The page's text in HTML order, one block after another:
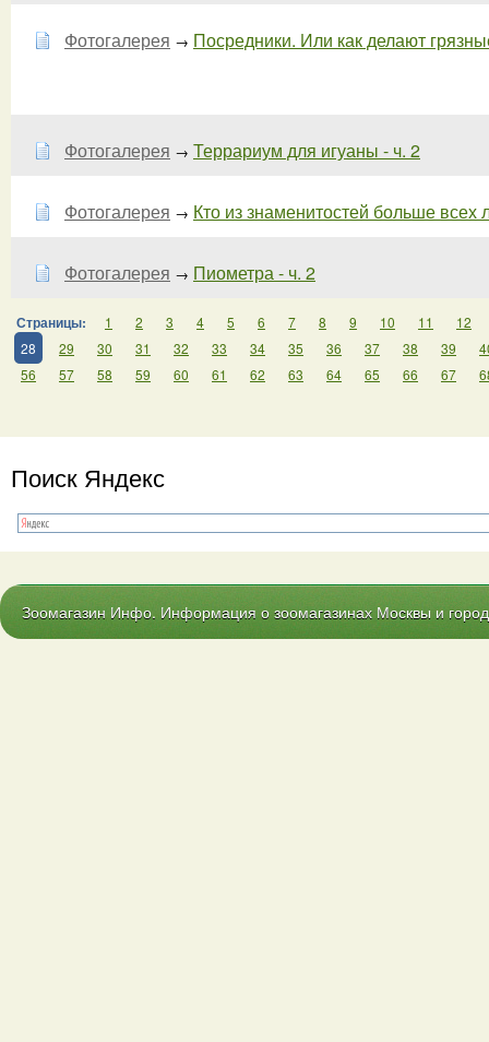
Фотогалерея → Посредники. Или как делают
Фотогалерея → Террариум для игуаны - ч. 2
Фотогалерея → Кто из знаменитостей больше всех
Фотогалерея → Пиометра - ч. 2
Страницы: 1 2 3 4 5 6 7 8 9 10 11
12
28
29 30 31 32 33 34 35 36 37 38 39
56
57 58 59 60 61 62 63 64 65 66 67
Поиск Яндекс
Зоомагазин Инфо. Информация о зоомагазинах Москвы и